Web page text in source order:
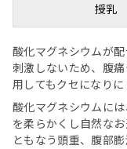
授乳
酸化マグネシウムが
刺激しないため、腹
用してもクセになりに
酸化マグネシウムに
を柔らかくし自然な
ともなう頭重、腹部